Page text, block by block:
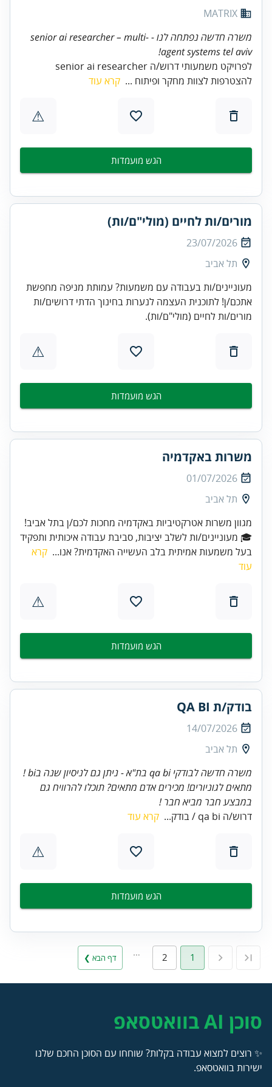
MATRIX
משרה חדשה נפתחה לנו - senior ai researcher – multi-
agent systems tel aviv!
לפרויקט משמעותי דרוש/ה senior ai researcher
להצטרפות לצוות מחקר ופיתוח ... קרא עוד
⚠
הגש מועמדות
מורים/ות לחיים (מולי"ם/ות)
23/07/2026
תל אביב
מעוניינים/ות בעבודה עם משמעות? עמותת מניפה מחפשת
אתכם/ן! לתוכנית העצמה לנערות בחינוך הדתי דרושים/ות
מורים/ות לחיים (מולי"ם/ות).
⚠
הגש מועמדות
משרות באקדמיה
01/07/2026
תל אביב
מגוון משרות אטרקטיביות באקדמיה מחכות לכם/ן בתל אביב!
🎓 מעוניינים/ות לשלב יציבות, סביבת עבודה איכותית ותפקיד
בעל משמעות אמיתית בלב העשייה האקדמית? אנו... קרא
עוד
⚠
הגש מועמדות
בודק/ת QA BI
14/07/2026
תל אביב
משרה חדשה לבודקי qa bi בת"א - ניתן גם לניסיון שנה בbi !
מתאים לגוניורים! מכירים אדם מתאים? תוכלו להרוויח גם
במבצע חבר מביא חבר !
דרוש/ה qa bi / בודק...
קרא עוד
⚠
הגש מועמדות
1
2 דף הבא ❯
סוכן AI בוואטסאפ
✨ רוצים למצוא עבודה בקלות? שוחחו עם הסוכן החכם שלנו
ישירות בוואטסאפ.